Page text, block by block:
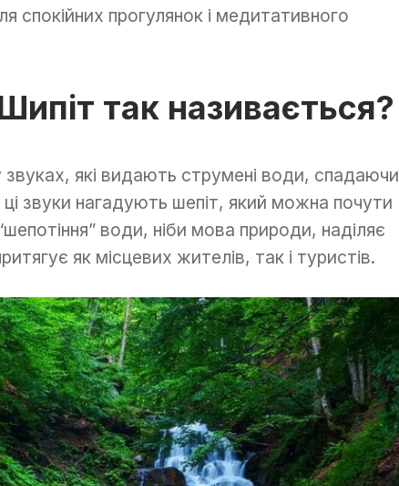
прогулянок і медитативного
так називається?
звуках, які видають струмені води, спадаючи
звуки нагадують шепіт, який можна почути
води, ніби мова природи, наділяє
як місцевих жителів, так і туристів.